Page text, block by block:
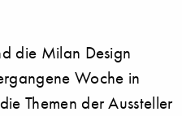
die Milan Design
Woche in
Themen der Aussteller